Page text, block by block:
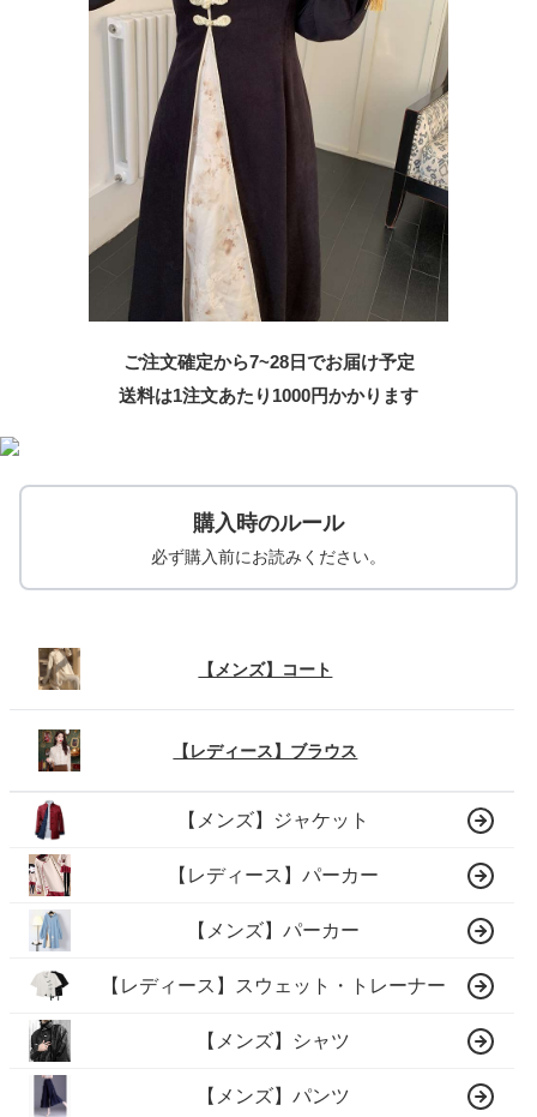
ご注文確定から7~28日でお届け予定
送料は1注文あたり 1000円かかります
購入時のルール
必ず購入前にお読みください。
【メンズ】コート
【レディース】ブラウス
【メンズ】ジャケット
【レディース】パーカー
【メンズ】パーカー
【レディース】スウェット・トレーナー
【メンズ】シャツ
【メンズ】パンツ